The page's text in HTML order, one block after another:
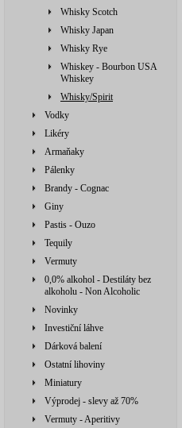
Whisky Scotch
Whisky Japan
Whisky Rye
Whiskey - Bourbon USA
Whiskey
Whisky/Spirit
Vodky
Likéry
Armaňaky
Pálenky
Brandy - Cognac
Giny
Pastis - Ouzo
Tequily
Vermuty
0,0% alkohol - Destiláty bez
alkoholu - Non Alcoholic
Novinky
Investiční láhve
Dárková balení
Ostatní lihoviny
Miniatury
Výprodej - slevy až 70%
Vermuty - Aperitivy